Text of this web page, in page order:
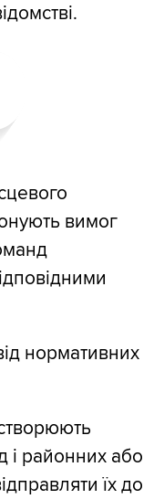
вимог
нормативних
і районних або
їх до